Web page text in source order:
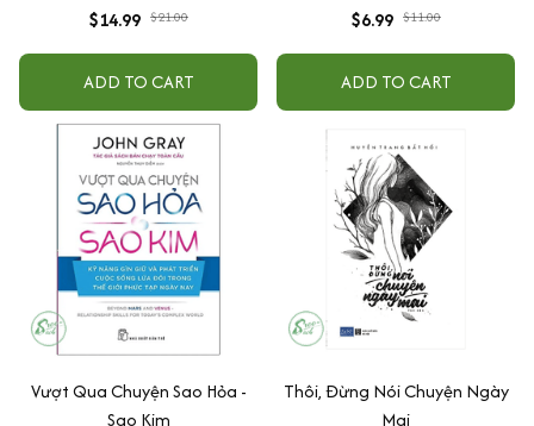
Phát Triển Chỉ Số IQ (xanh
$14.99 $21.00
ADD TO CART
$6.99 $11.00
ADD TO CART
Vượt Qua Chuyện Sao Hỏa -
Sao Kim
Thôi, Đừng Nói Chuyện Ngày
Mai